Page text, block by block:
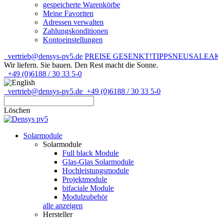
gespeicherte Warenkörbe
Meine Favoriten
Adressen verwalten
Zahlungskonditionen
Kontoeinstellungen
vertrieb@densys-pv5.de PREISE GESENKT!TIPPSNEUSALE
Wir liefern. Sie bauen. Den Rest macht die Sonne.
+49 (0)6188 / 30 33 5-0
vertrieb@densys-pv5.de +49 (0)6188 / 30 33 5-0
Löschen
Solarmodule
Solarmodule
Full black Module
Glas-Glas Solarmodule
Hochleistungsmodule
Projektmodule
bifaciale Module
Modulzubehör
alle anzeigen
Hersteller